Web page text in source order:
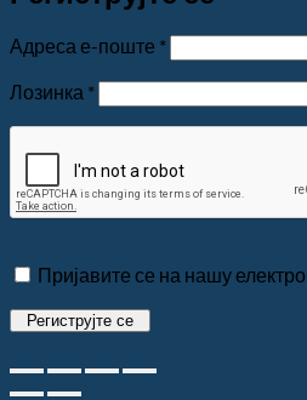
Адреса е-поште *Обавезно
Лозинка *Обавезно
Пријавите се на нашу
Региструјте се